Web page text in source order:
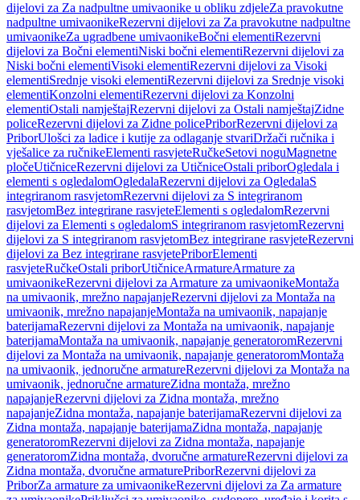
dijelovi za Za nadpultne umivaonike u obliku zdjeleZa pravokutne
nadpultne umivaonikeRezervni dijelovi za Za pravokutne nadpultne
umivaonikeZa ugradbene umivaonikeBočni elementiRezervni
dijelovi za Bočni elementiNiski bočni elementiRezervni dijelovi za
Niski bočni elementiVisoki elementiRezervni dijelovi za Visoki
elementiSrednje visoki elementiRezervni dijelovi za Srednje visoki
elementiKonzolni elementiRezervni dijelovi za Konzolni
elementiOstali namještajRezervni dijelovi za Ostali namještajZidne
policeRezervni dijelovi za Zidne policePriborRezervni dijelovi za
PriborUlošci za ladice i kutije za odlaganje stvariDržači ručnika i
vješalice za ručnikeElementi rasvjeteRučkeSetovi noguMagnetne
pločeUtičniceRezervni dijelovi za UtičniceOstali priborOgledala i
elementi s ogledalomOgledalaRezervni dijelovi za OgledalaS
integriranom rasvjetomRezervni dijelovi za S integriranom
rasvjetomBez integrirane rasvjeteElementi s ogledalomRezervni
dijelovi za Elementi s ogledalomS integriranom rasvjetomRezervni
dijelovi za S integriranom rasvjetomBez integrirane rasvjeteRezervni
dijelovi za Bez integrirane rasvjetePriborElementi
rasvjeteRučkeOstali priborUtičniceArmatureArmature za
umivaonikeRezervni dijelovi za Armature za umivaonikeMontaža
na umivaonik, mrežno napajanjeRezervni dijelovi za Montaža na
umivaonik, mrežno napajanjeMontaža na umivaonik, napajanje
baterijamaRezervni dijelovi za Montaža na umivaonik, napajanje
baterijamaMontaža na umivaonik, napajanje generatoromRezervni
dijelovi za Montaža na umivaonik, napajanje generatoromMontaža
na umivaonik, jednoručne armatureRezervni dijelovi za Montaža na
umivaonik, jednoručne armatureZidna montaža, mrežno
napajanjeRezervni dijelovi za Zidna montaža, mrežno
napajanjeZidna montaža, napajanje baterijamaRezervni dijelovi za
Zidna montaža, napajanje baterijamaZidna montaža, napajanje
generatoromRezervni dijelovi za Zidna montaža, napajanje
generatoromZidna montaža, dvoručne armatureRezervni dijelovi za
Zidna montaža, dvoručne armaturePriborRezervni dijelovi za
PriborZa armature za umivaonikeRezervni dijelovi za Za armature